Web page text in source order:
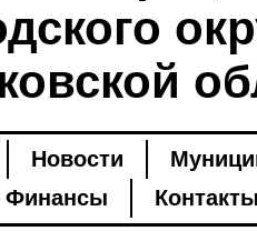
Новости
Финансы